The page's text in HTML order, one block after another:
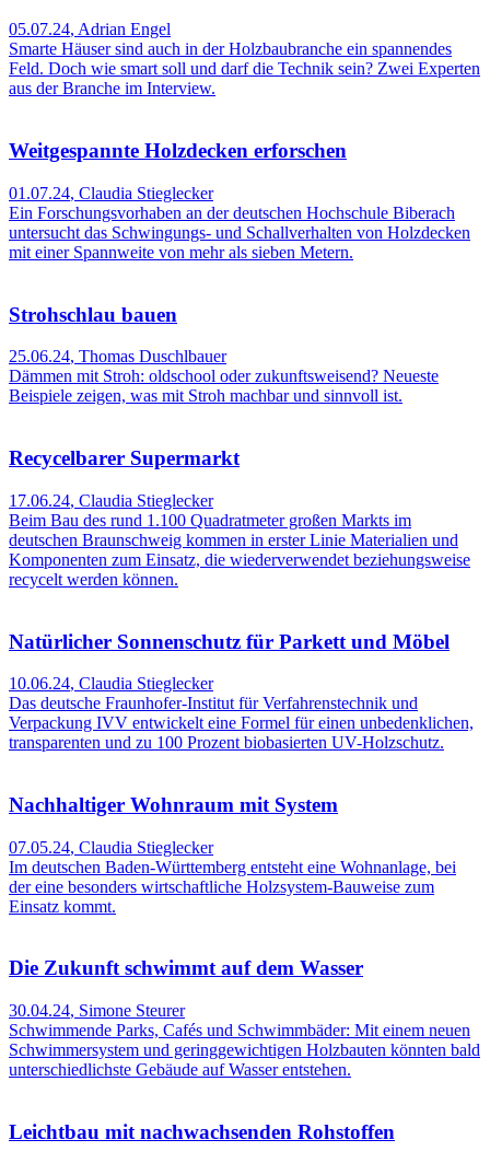
05.07.24, Adrian Engel
Smarte Häuser sind auch in der Holzbaubranche ein spannendes
Feld. Doch wie smart soll und darf die Technik sein? Zwei Experten
aus der Branche im Interview.
Weitgespannte Holzdecken erforschen
01.07.24, Claudia Stieglecker
Ein Forschungsvorhaben an der deutschen Hochschule Biberach
untersucht das Schwingungs- und Schallverhalten von Holzdecken
mit einer Spannweite von mehr als sieben Metern.
Strohschlau bauen
25.06.24, Thomas Duschlbauer
Dämmen mit Stroh: oldschool oder zukunfts­weisend? Neueste
Beispiele zeigen, was mit Stroh machbar und sinnvoll ist.
Recycelbarer Supermarkt
17.06.24, Claudia Stieglecker
Beim Bau des rund 1.100 Quadratmeter großen Markts im
deutschen Braunschweig kommen in erster Linie Materialien und
Komponenten zum Einsatz, die wiederverwendet beziehungsweise
recycelt werden können.
Natürlicher Sonnenschutz für Parkett und Möbel
10.06.24, Claudia Stieglecker
Das deutsche Fraunhofer-Institut für Verfahrenstechnik und
Verpackung IVV entwickelt eine Formel für einen unbedenklichen,
transparenten und zu 100 Prozent biobasierten UV-Holzschutz.
Nachhaltiger Wohnraum mit System
07.05.24, Claudia Stieglecker
Im deutschen Baden-Württemberg entsteht eine Wohnanlage, bei
der eine besonders wirtschaftliche Holzsystem-Bauweise zum
Einsatz kommt.
Die Zukunft schwimmt auf dem Wasser
30.04.24, Simone Steurer
Schwimmende Parks, Cafés und Schwimmbäder: Mit einem neuen
Schwimmersystem und geringgewichtigen Holzbauten könnten bald
unterschiedlichste Gebäude auf Wasser entstehen.
Leichtbau mit nachwachsenden Rohstoffen